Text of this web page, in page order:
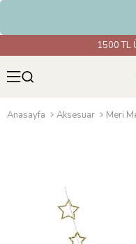
1500 TL
Anasayfa Aksesuar Meri